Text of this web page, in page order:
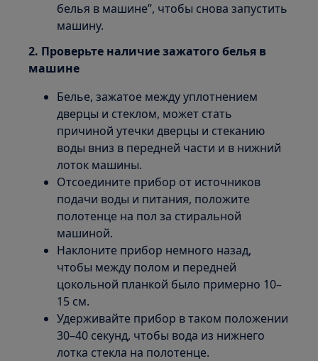
белья в машине”, чтобы снова запустить
машину.
2. Проверьте наличие зажатого белья в
машине
Белье, зажатое между уплотнением
дверцы и стеклом, может стать
причиной утечки дверцы и стеканию
воды вниз в передней части и в нижний
лоток машины.
Отсоедините прибор от источников
подачи воды и питания, положите
полотенце на пол за стиральной
машиной.
Наклоните прибор немного назад,
чтобы между полом и передней
цокольной планкой было примерно 10–
15 см.
Удерживайте прибор в таком положении
30–40 секунд, чтобы вода из нижнего
лотка стекла на полотенце.